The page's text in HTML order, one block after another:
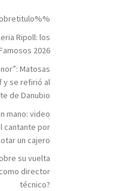
Ripoll: los
2026
Matosas
y se refirió al
de Danubio
mano: video
cantante por
un cajero
su vuelta
director
técnico?